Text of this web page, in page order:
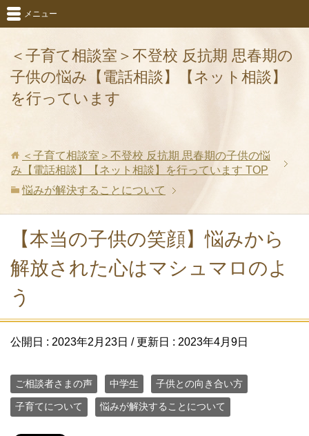
＜子育て相談室＞不登校 反抗期 思春期の
子供の悩み【電話相談】【ネット相談】
を行っています
メニュー
＜子育て相談室＞不登校 反抗期 思春期の子供の悩
み【電話相談】【ネット相談】を行っています TOP
悩みが解決することについて
【本当の子供の笑顔】悩みから
解放された心はマシュマロのよ
う
公開日 : 2023年2月23日 / 更新日 : 2023年4月9日
ご相談者さまの声 中学生 子供との向き合い方
子育てについて 悩みが解決することについて